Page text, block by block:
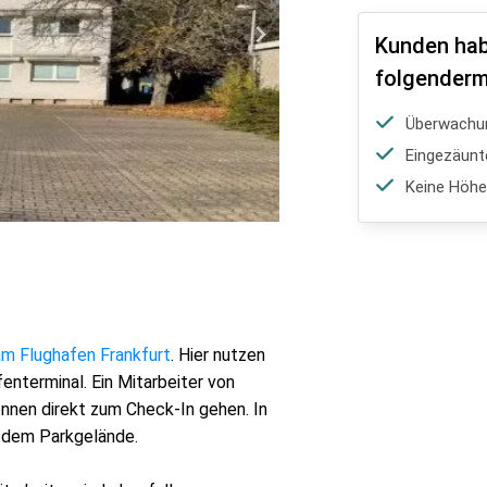
Flughafen Frankfurt. Hier nutzen
Ein Mitarbeiter von
direkt zum Check-In gehen. In
Parkgelände.
Kunden
Keine